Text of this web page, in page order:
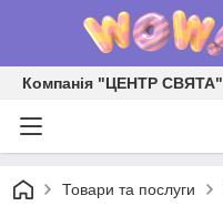
Компанія "ЦЕНТР СВЯТА"
Товари та послуги